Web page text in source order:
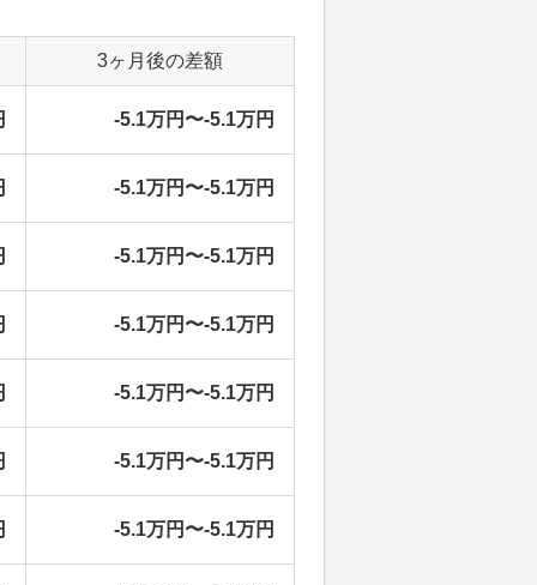
3ヶ月後の差額
-5.1万円〜-5.1万円
-5.1万円〜-5.1万円
-5.1万円〜-5.1万円
-5.1万円〜-5.1万円
-5.1万円〜-5.1万円
-5.1万円〜-5.1万円
-5.1万円〜-5.1万円